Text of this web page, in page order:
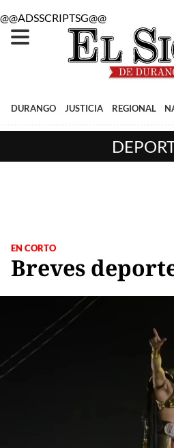
@@ADSSCRIPTSG@@
DURANGO JUSTICIA REGIONAL
EN CORTO
Breves